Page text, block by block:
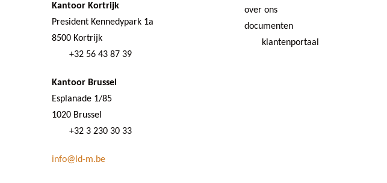
Kantoor Kortrijk
President Kennedypark 1a
8500 Kortrijk
+32 56 43 87 39
Kantoor Brussel
Esplanade 1/85
1020 Brussel
+32 3 230 30 33
info@ld-m.be
over ons
documenten
klantenportaal